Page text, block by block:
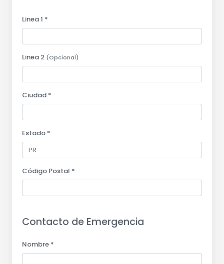
Linea 1 *
Linea 2 (Opcional)
Ciudad *
Estado *
Código Postal *
Contacto de Emergencia
Nombre *